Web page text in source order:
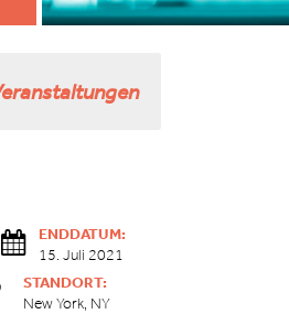
ENDDATUM:
15. Juli 2021
STANDORT:
New York, NY